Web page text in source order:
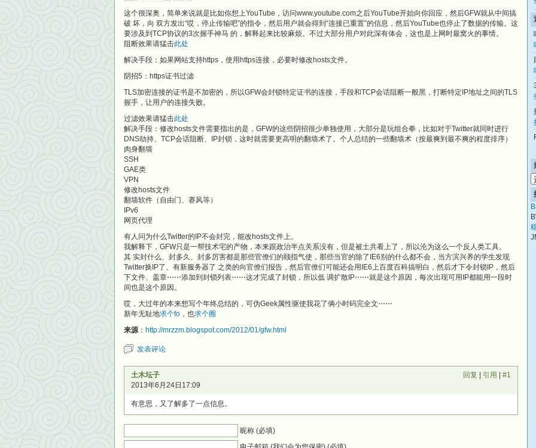
这个很深奥，简单来说就是比如你想上YouTube，访问www.youtube.com之后YouTube开始向你回应，然后GFW就从中间搞
破 坏，向 双方发出“哎，停止传输吧”的指令，然后用户就会得到“连接已重置”的信息，然后YouTube也停止了数据的传输。这
要涉及到TCP协议的3次握手神马 的，解释起来比较麻烦。不过大部分用户对此深有体会，这也是上网时最窝火的事情。
阻断效果请猛击此处
解决手段：如果网站支持https，使用https连接，必要时修改hosts文件。
阴招5：https证书过滤
TLS加密连接的证书是不加密的，所以GFW会封锁特定证书的连接，手段和TCP会话阻断一般黑，打断特定IP地址之间的TLS
握手，让用户的连接失败。
过滤效果请猛击此处
解决手段：修改hosts文件需要指出的是，GFW的这些阴招很少单独使用，大部分是玩组合拳，比如对于Twitter就同时进行
DNS劫持、TCP会话阻断、IP封锁，这时就需要更高明的翻墙术了。个人总结的一些翻墙术（按最爽到最不爽的程度排序）
肉身翻墙
SSH
GAE类
VPN
修改hosts文件
翻墙软件（自由门、赛风等）
IPv6
网页代理
有人问为什么Twitter的IP不会封完，能改hosts文件上。
我解释下，GFW只是一帮技术宅的产物，本来跟政治半点关系没有，但是被土共看上了，所以沦为这么一个反人类工具。
其 实封什么、封多久、封多厉害都是那些官僚们的颐指气使，那些当官的除了IE6别的什么都不会，当方滨兴养的学生发现
Twitter换IP了、有新服务器了 之类的向官僚们报告，然后官僚们可能还会用IE6上百度百科搞明白，然后才下令封锁IP，然后
下文件、盖章⋯⋯添加到封锁列表⋯⋯这才完成了封锁，所以低 调扩散IP⋯⋯就是这个原因，每次出现可用IP都能用一段时
间也是这个原因。
哎，大过年的本来想写个年终总结的，可伪Geek属性驱使我花了俩小时码完全文⋯⋯
新年无耻地求个fo ，也求个圈
来源： http://mrzzm.blogspot.com/2012/01/gfw.html
发表评论
土木坛子
2013年6月24日17:09
回复 引用 #1
有意思，又了解多了一点信息。
昵称 (必填)